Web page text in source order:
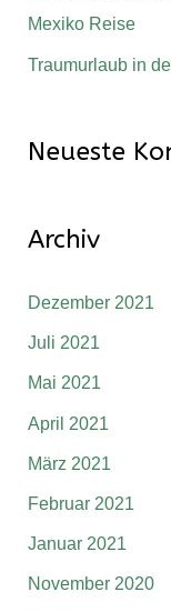
Mexiko Reise
Traumurlaub in
Neueste
Archiv
Dezember 2021
Juli 2021
Mai 2021
April 2021
März 2021
Februar 2021
Januar 2021
November 2020